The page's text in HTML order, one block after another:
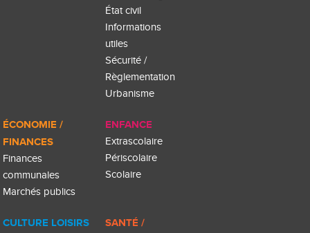
État civil
Informations
utiles
Sécurité /
Règlementation
Urbanisme
ÉCONOMIE /
FINANCES
Finances
communales
Marchés publics
ENFANCE
Extrascolaire
Périscolaire
Scolaire
CULTURE LOISIRS
SANTÉ /